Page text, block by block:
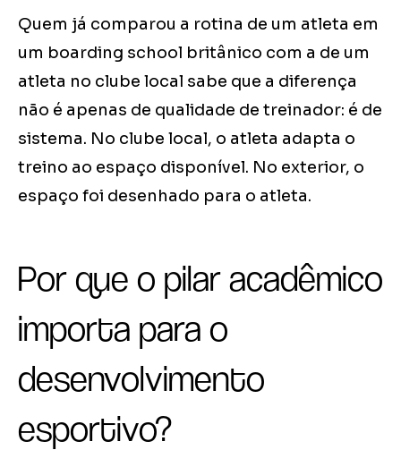
Quem já comparou a rotina de um atleta em
um boarding school britânico com a de um
atleta no clube local sabe que a diferença
não é apenas de qualidade de treinador: é de
sistema. No clube local, o atleta adapta o
treino ao espaço disponível. No exterior, o
espaço foi desenhado para o atleta.
Por que o pilar acadêmico
importa para o
desenvolvimento
esportivo?